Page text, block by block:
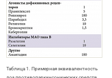
Таблица 1. Примерная эквивалентность